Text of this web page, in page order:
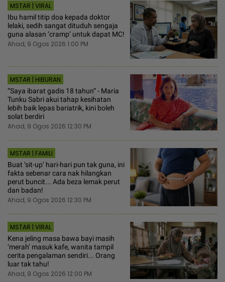
MSTAR | VIRAL
Ibu hamil titip doa kepada doktor
lelaki, sedih sangat dituduh sengaja
guna alasan ‘cramp’ untuk dapat MC!
Ahad, 9 Ogos 2026 1:00 PM
MSTAR | HIBURAN
“Saya ibarat gadis 18 tahun“ - Maria
Tunku Sabri akui tahap kesihatan
lebih baik lepas bariatrik, kini boleh
solat berdiri
Ahad, 9 Ogos 2026 12:30 PM
MSTAR | FAMILI
Buat ‘sit-up’ hari-hari pun tak guna, ini
fakta sebenar cara nak hilangkan
perut buncit... Ada beza lemak perut
dan badan!
Ahad, 9 Ogos 2026 12:30 PM
MSTAR | VIRAL
Kena jeling masa bawa bayi masih
‘merah’ masuk kafe, wanita tampil
cerita pengalaman sendiri... Orang
luar tak tahu!
Ahad, 9 Ogos 2026 12:00 PM